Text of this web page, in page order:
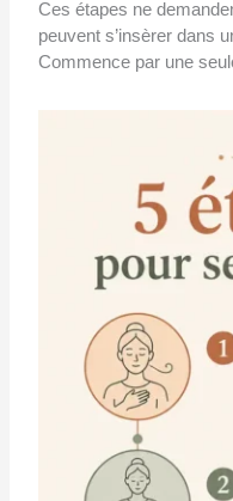
Ces étapes ne
peuvent s’insèrer dans
Commence par une